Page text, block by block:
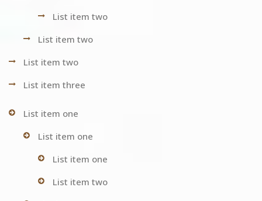
List item two
List item two
List item two
List item three
List item one
List item one
List item one
List item two